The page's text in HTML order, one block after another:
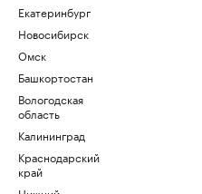
Екатеринбург
Новосибирск
Омск
Башкортостан
Вологодская
область
Калининград
Краснодарский
край